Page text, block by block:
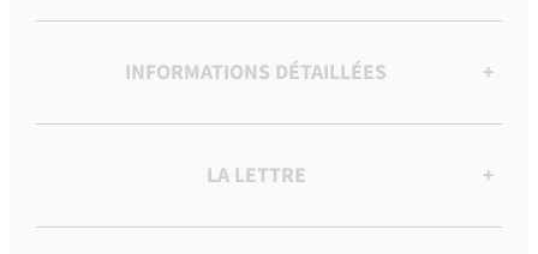
INFORMATIONS DÉTAILLÉES +
LA LETTRE +